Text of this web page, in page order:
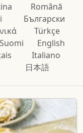
Română
Български
Türkçe
Suomi
English
Italiano
日本語